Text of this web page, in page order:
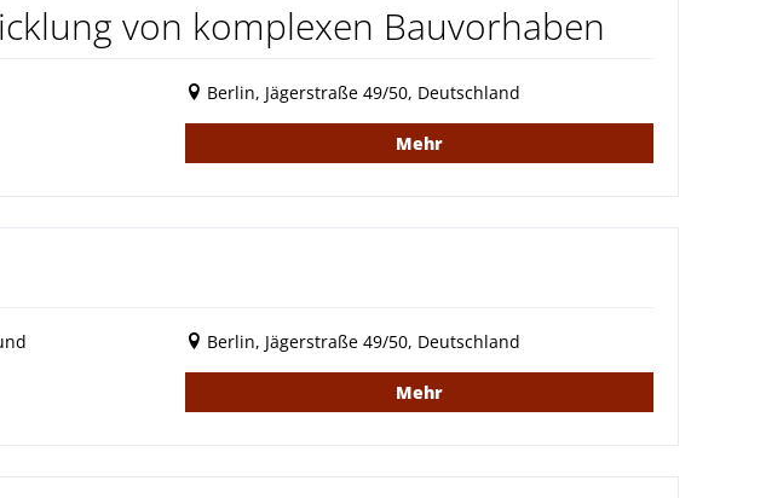
von komplexen Bauvorhaben
Berlin, Jägerstraße 49/50, Deutschland
Mehr
Berlin, Jägerstraße 49/50, Deutschland
Mehr